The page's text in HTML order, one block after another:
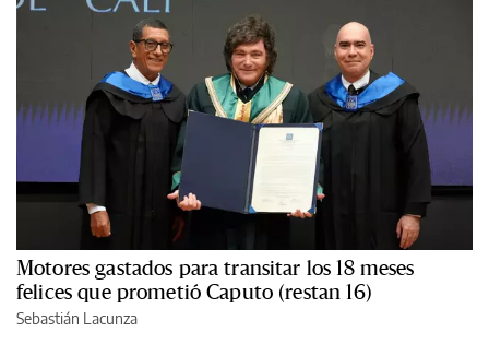
Motores gastados para transitar los 18 meses
felices que prometió Caputo (restan 16)
Sebastián Lacunza